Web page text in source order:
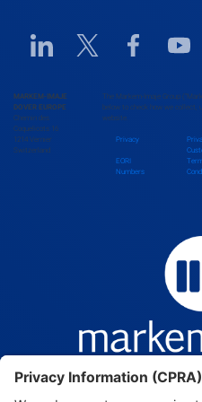
Bolivia
Linkedin URL link
Twitter URL link
Facebook
MARKEM-IMAJE
DOVER EUROPE
Chemin des
Coquelicots 16
1214 Vernier
Switzerland
The Markem-Imaje Group
below to check how we collect,
website.
Privacy
EORI
Numbers